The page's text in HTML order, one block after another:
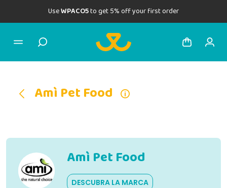
UseWPACO5to get 5% off your first order
Amì Pet Food
Amì Pet Food
DESCUBRA LA MARCA